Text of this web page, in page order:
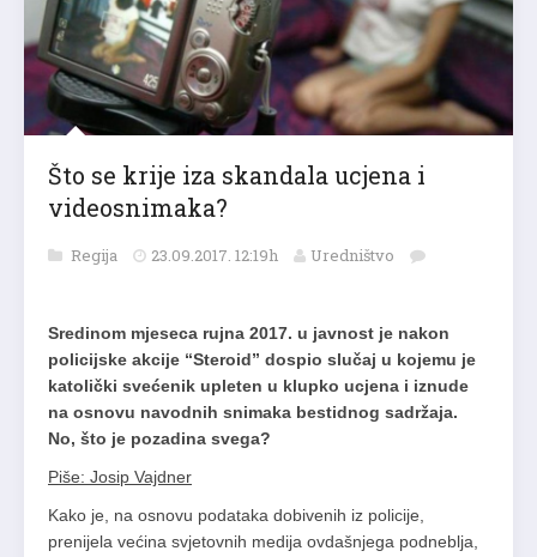
Što se krije iza skandala ucjena i
videosnimaka?
Regija 23.09.2017. 12:19h Uredništvo
Sredinom mjeseca rujna 2017. u javnost je nakon
policijske akcije “Steroid” dospio slučaj u kojemu je
katolički svećenik upleten u klupko ucjena i iznude
na osnovu navodnih snimaka bestidnog sadržaja.
No, što je pozadina svega?
Piše: Josip Vajdner
Kako je, na osnovu podataka dobivenih iz policije,
prenijela većina svjetovnih medija ovdašnjega podneblja,